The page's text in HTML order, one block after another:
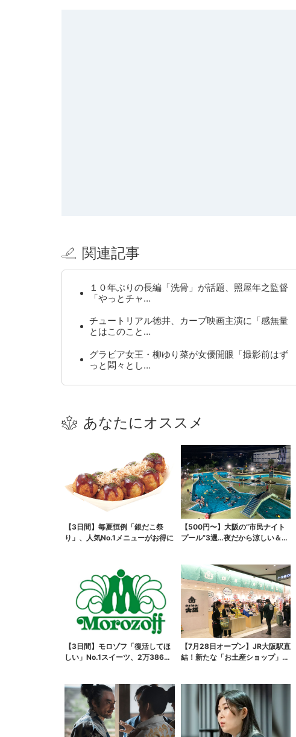
関連記事
１０年ぶりの長編「洗骨」が話題、照屋年之監督
「やっとチャ…
チュートリアル徳井、カープ映画主演に「感無量
とはこのこと…
グラビア女王・柳ゆり菜が女優開眼「撮影前はず
っと悶々とし…
あなたにオススメ
【3日間】毎夏恒例「銀だこ祭
り」、人気No.1メニューがお得に
【500円〜】大阪の“市民ナイト
プール”3選…夜だから涼しい＆コ
【3日間】モロゾフ「復活してほ
しい」No.1スイーツ、2万3865
【7月28日オープン】JR大阪駅直
結！新たな「お土産ショップ」、